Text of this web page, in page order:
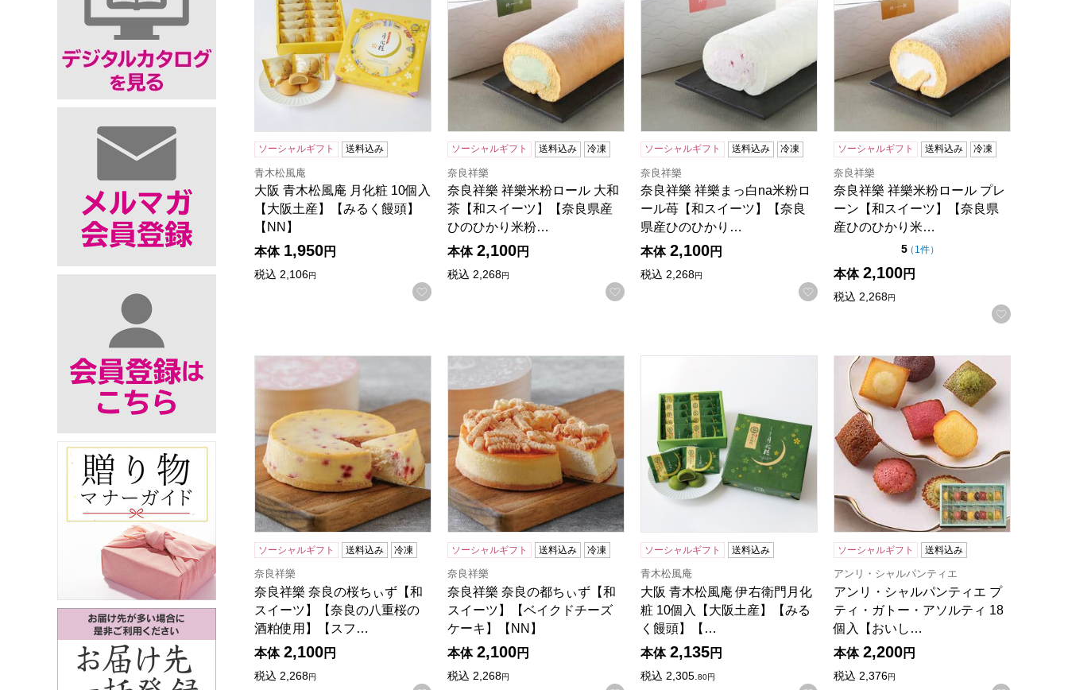
ソーシャルギフト 送料込み
青木松風庵
大阪 青木松風庵 月化粧 10個入
【大阪土産】【みるく饅頭】
【NN】
本体 1,950円
税込 2,106円
お気に入りに登録する
ソーシャルギフト 送料込み 冷凍
奈良祥樂
奈良祥樂 祥樂米粉ロール 大和
茶【和スイーツ】【奈良県産
ひのひかり米粉…
本体 2,100円
税込 2,268円
お気に入りに登録する
ソーシャルギフト 送料込み 冷凍
奈良祥樂
奈良祥樂 祥樂まっ白na米粉ロ
ール苺【和スイーツ】【奈良
県産ひのひかり…
本体 2,100円
税込 2,268円
お気に入りに登録する
ソーシャルギフト 送料込み 冷凍
奈良祥樂
奈良祥樂 祥樂米粉ロール プレ
ーン【和スイーツ】【奈良県
産ひのひかり米…
5点（5点満点中）
（ 1件の評価
）
本体 2,100円
税込 2,268円
お気に入
奈良祥樂 奈良の桜ちぃず【和スイーツ】【奈良の八重桜の酒粕使用】【スフレチーズケーキ】【NN】
ソーシャルギフト 送料込み 冷凍
奈良祥樂
奈良祥樂 奈良の桜ちぃず【和
スイーツ】【奈良の八重桜の
酒粕使用】【スフ…
本体 2,100円
税込 2,268円
奈良祥樂 奈良の都ちぃず【和スイーツ】【ベイクドチーズケーキ】【NN】
ソーシャルギフト 送料込み 冷凍
奈良祥樂
奈良祥樂 奈良の都ちぃず【和
スイーツ】【ベイクドチーズ
ケーキ】【NN】
本体 2,100円
税込 2,268円
大阪 青木松風庵 伊右衛門月化粧 10個入【大阪土産】【みるく饅頭】【NN
ソーシャルギフト 送料込み
青木松風庵
大阪 青木松風庵 伊右衛門月化
粧 10個入【大阪土産】【みる
く饅頭】【…
本体 2,135円
税込 2,305.80円
アンリ・シャルパンティエ プティ・ガ
ソーシャルギフト 送料込み
アンリ・シャルパンティエ
アンリ・シャルパンティエ プ
ティ・ガトー・アソルティ 18
個入【おいし…
本体 2,200円
税込 2,376円